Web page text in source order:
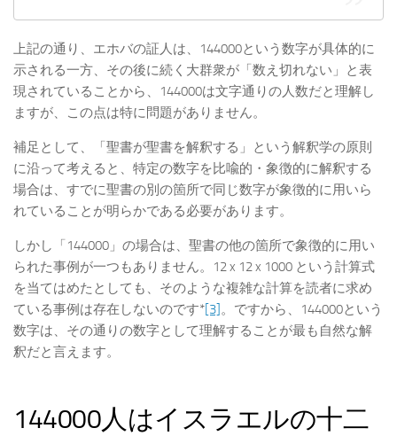
上記の通り、エホバの証人は、144000という数字が具体的に
示される一方、その後に続く大群衆が「数え切れない」と表
現されていることから、144000は文字通りの人数だと理解し
ますが、この点は特に問題がありません。
補足として、「聖書が聖書を解釈する」という解釈学の原則
に沿って考えると、特定の数字を比喩的・象徴的に解釈する
場合は、すでに聖書の別の箇所で同じ数字が象徴的に用いら
れていることが明らかである必要があります。
しかし「144000」の場合は、聖書の他の箇所で象徴的に用い
られた事例が一つもありません。12 x 12 x 1000 という計算式
を当てはめたとしても、そのような複雑な計算を読者に求め
ている事例は存在しないのです*[3]。ですから、144000という
数字は、その通りの数字として理解することが最も自然な解
釈だと言えます。
144000人はイスラエルの十二